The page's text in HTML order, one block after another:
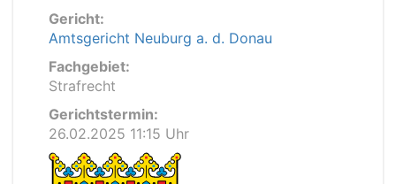
Gericht:
Amtsgericht Neuburg a. d. Donau
Fachgebiet:
Strafrecht
Gerichtstermin:
26.02.2025 11:15 Uhr